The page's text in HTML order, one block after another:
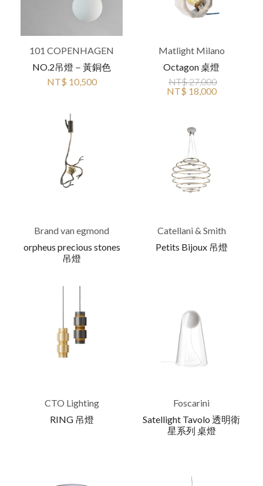
101 COPENHAGEN
NO.2吊燈－黃銅色
NT$ 10,500
Matlight Milano
Octagon 桌燈
NT$ 27,000
NT$ 18,000
Brand van egmond
orpheus precious stones
吊燈
Catellani & Smith
Petits Bijoux 吊燈
CTO Lighting
RING 吊燈
Foscarini
Satellight Tavolo 透明衛
星系列 桌燈